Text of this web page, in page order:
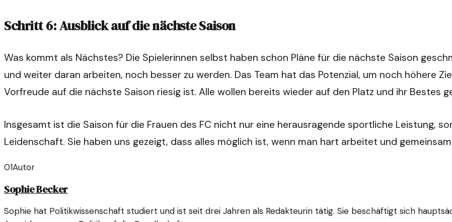
Schritt 6: Ausblick auf die nächste Saison
Was kommt als Nächstes? Die Spielerinnen selbst haben schon Pläne für die nächste Saison
und weiter daran arbeiten, noch besser zu werden. Das Team hat das Potenzial, um noch höhere
Vorfreude auf die nächste Saison riesig ist. Alle wollen bereits wieder auf den Platz und ihr Bestes
Insgesamt ist die Saison für die Frauen des FC nicht nur eine herausragende sportliche Leistung,
Leidenschaft. Sie haben uns gezeigt, dass alles möglich ist, wenn man hart arbeitet und
01Autor
Sophie Becker
Sophie hat Politikwissenschaft studiert und ist seit drei Jahren als Redakteurin tätig. Sie beschäftigt sich